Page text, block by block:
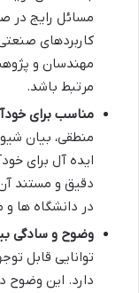
مسائل رایج در
کاربردهای
مهندسان و
مرتبط باشد.
مناسب برای
منطقی، بیان
ایده آل برای
دقیق و مستند
در دانشگاه ها و
وضوح و سادگی
توانایی قابل
دارد. این وضوح